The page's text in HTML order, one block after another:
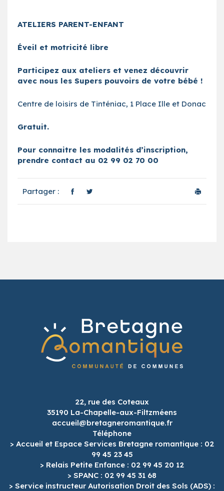
ATELIERS PARENT-ENFANT
Éveil et motricité libre
Participez aux ateliers et venez découvrir
avec nous les Supers pouvoirs de votre bébé !
Centre de loisirs de Tinténiac, 1 Place Ille et Donac
Gratuit.
Pour connaitre les modalités d’inscription,
prendre contact au 02 99 02 70 00
Partager :
22, rue des Coteaux
35190 La-Chapelle-aux-Filtzméens
accueil@bretagneromantique.fr
Téléphone
> Accueil et Espace Services Bretagne romantique : 02
99 45 23 45
> Relais Petite Enfance : 02 99 45 20 12
> SPANC : 02 99 45 31 68
> Service instructeur Autorisation Droit des Sols (ADS) :